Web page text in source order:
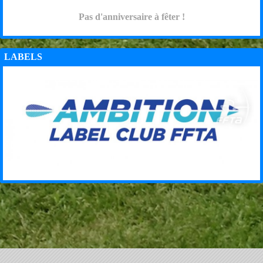
Pas d'anniversaire à fêter !
LABELS